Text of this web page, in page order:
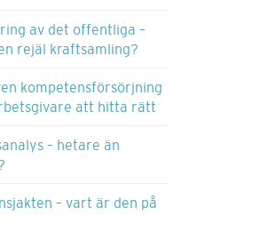
av det offentliga –
rejäl kraftsamling?
kompetensförsörjning
att hitta rätt
– hetare än
– vart är den på